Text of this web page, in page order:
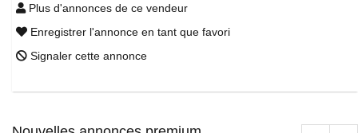
Plus d'annonces de ce vendeur
Enregistrer l'annonce en tant que favori
Signaler cette annonce